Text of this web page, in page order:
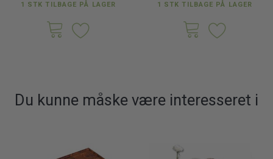
1 STK TILBAGE PÅ LAGER 1 STK TILBAGE PÅ LAGER
Du kunne måske være interesseret i